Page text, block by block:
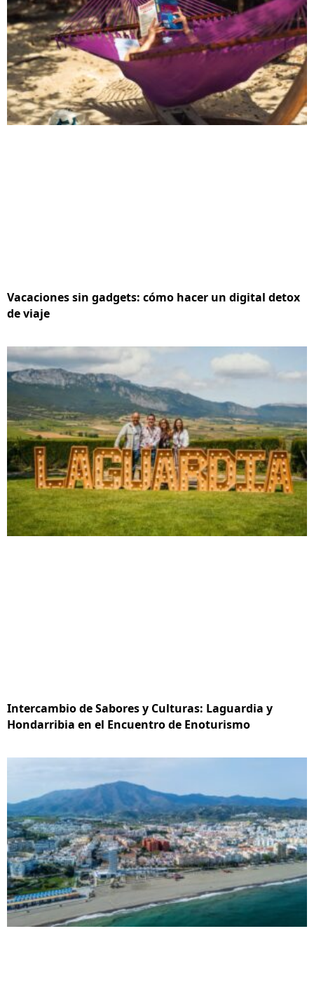
Vacaciones sin gadgets: cómo hacer un digital detox
de viaje
Intercambio de Sabores y Culturas: Laguardia y
Hondarribia en el Encuentro de Enoturismo